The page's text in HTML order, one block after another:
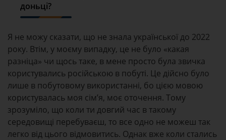
доньці?
Я не можу сказати, що не знала української до 2022
року. Втім, у моєму випадку, це не було «какая
разніца» чи щось таке, в мене просто була звичка
користувались російською в побуті. Це дійсно було
лише в побутовому використанні, бо цією мовою
користувалась моя сім’я, моє оточення. Тому
зрозуміло, що коли ти довгий час в такому
середовищі перебуваєш, то все одно не можеш так
легко від цього відмовитись. Однак вже коли стались